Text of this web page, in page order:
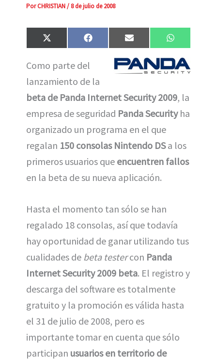
PorCHRISTIAN/8 de julio de 2008
Compartir
en
X
(
w
t
t
e
r
)
Compartir
en
F
a
o
o
k
Compartir
en
E
m
a
i
l
Compartir
en
W
h
a
t
s
p
Como parte del
lanzamiento de la
beta de Panda Internet Security 2009, la
empresa de seguridad Panda Securityha
organizado un programa en el que
regalan 150 consolas Nintendo DSa los
primeros usuarios que encuentren fallos
en la beta de su nueva aplicación.
Hasta el momento tan sólo se han
regalado 18 consolas, así que todavía
hay oportunidad de ganar utilizando tus
cualidades de beta testercon Panda
Internet Security 2009 beta. El registro y
descarga del software es totalmente
gratuito y la promoción es válida hasta
el 31 de julio de 2008, pero es
importante tomar en cuenta que sólo
participan usuarios en territorio de